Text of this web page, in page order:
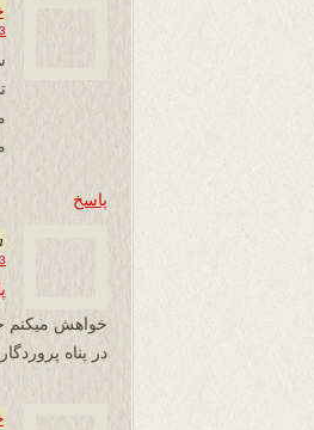
3 ژوئن 2026 در 16:22
پاسخ
3 ژوئن 2026 در 16:27
خواهش میکنم
در پناه